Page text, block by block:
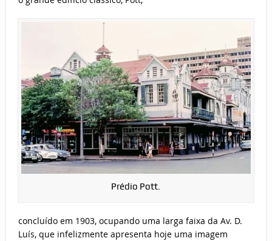
Prédio Pott.
concluído em 1903, ocupando uma larga faixa da Av. D.
Luís, que infelizmente apresenta hoje uma imagem